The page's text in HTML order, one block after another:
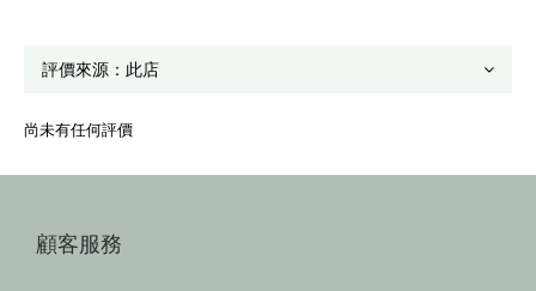
尚未有任何評價
顧客服務